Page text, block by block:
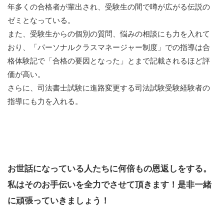
年多くの合格者が輩出され、受験生の間で噂が広がる伝説の
ゼミとなっている。
また、受験生からの個別の質問、悩みの相談にも力を入れて
おり、「パーソナルクラスマネージャー制度」での指導は合
格体験記で「合格の要因となった」とまで記載されるほど評
価が高い。
さらに、司法書士試験に進路変更する司法試験受験経験者の
指導にも力を入れる。
お世話になっている人たちに何倍もの恩返しをする。
私はそのお手伝いを全力でさせて頂きます！是非一緒
に頑張っていきましょう！